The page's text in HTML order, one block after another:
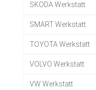
SKODA Werkstatt
SMART Werkstatt
TOYOTA Werkstatt
VOLVO Werkstatt
VW Werkstatt